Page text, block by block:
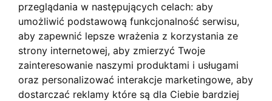
przeglądania w następujących celach: aby
umożliwić podstawową funkcjonalność serwisu,
aby zapewnić lepsze wrażenia z korzystania ze
strony internetowej, aby zmierzyć Twoje
zainteresowanie naszymi produktami i usługami
oraz personalizować interakcje marketingowe, aby
dostarczać reklamy które są dla Ciebie bardziej
Głębokość
skrzydła
69 mm